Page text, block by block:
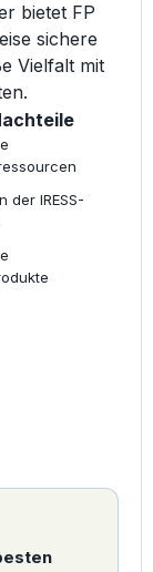
bietet FP
sichere
Vielfalt mit
der IRESS-